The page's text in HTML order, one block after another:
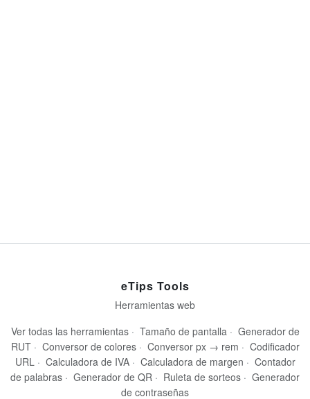
eTips Tools
Herramientas web
Ver todas las herramientas · Tamaño de pantalla · Generador de
RUT · Conversor de colores · Conversor px → rem · Codificador
URL · Calculadora de IVA · Calculadora de margen · Contador
de palabras · Generador de QR · Ruleta de sorteos · Generador
de contraseñas